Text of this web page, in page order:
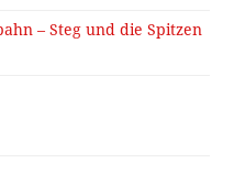
– Steg und die Spitzen